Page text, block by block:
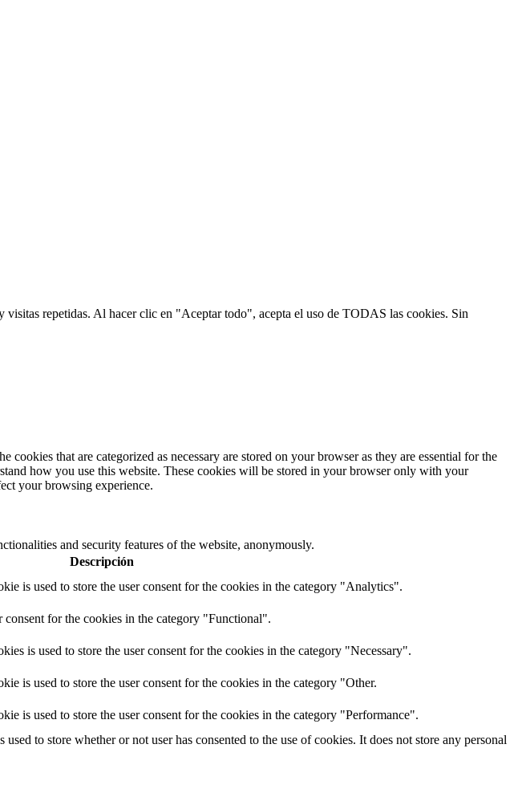
visitas repetidas. Al hacer clic en "Aceptar todo", acepta el uso de TODAS las cookies. Sin
that are categorized as necessary are stored on your browser as they are essential for the
how you use this website. These cookies will be stored in your browser only with your
your browsing experience.
and security features of the website, anonymously.
Descripción
is used to store the user consent for the cookies in the category "Analytics".
for the cookies in the category "Functional".
is used to store the user consent for the cookies in the category "Necessary".
is used to store the user consent for the cookies in the category "Other.
is used to store the user consent for the cookies in the category "Performance".
to store whether or not user has consented to the use of cookies. It does not store any personal